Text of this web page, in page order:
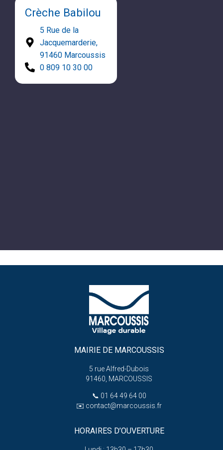
Crèche Babilou
5 Rue de la
Jacquemarderie,
91460 Marcoussis
0 809 10 30 00
MAIRIE DE MARCOUSSIS
5 rue Alfred-Dubois
91460, MARCOUSSIS
📞 01 64 49 64 00
✉️ contact@marcoussis.fr
HORAIRES D’OUVERTURE